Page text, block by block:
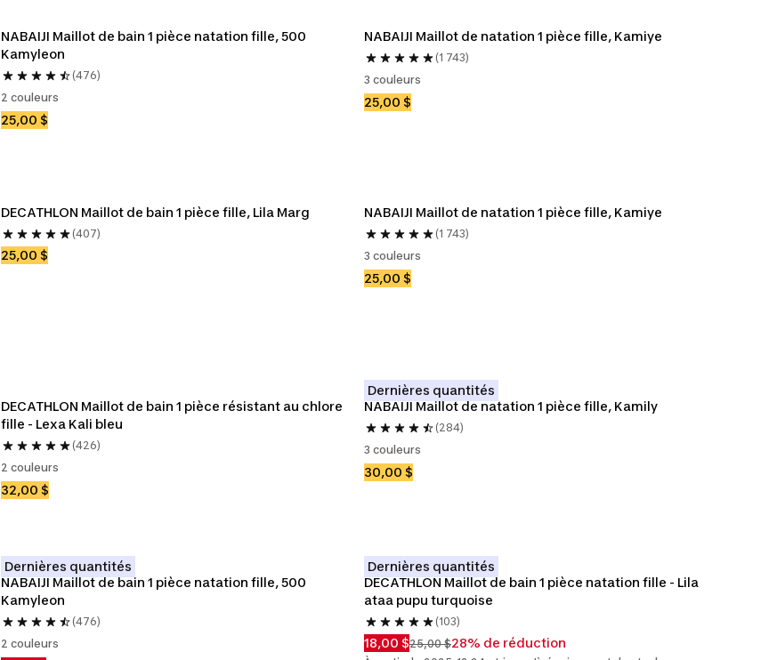
NABAIJI Maillot de bain 1 pièce natation fille, 500
Kamyleon
(476)
2 couleurs
25,00 $
NABAIJI Maillot de natation 1 pièce fille, Kamiye
(1 743)
3 couleurs
25,00 $
DECATHLON Maillot de bain 1 pièce fille, Lila Marg
(407)
25,00 $
NABAIJI Maillot de natation 1 pièce fille, Kamiye
(1 743)
3 couleurs
25,00 $
DECATHLON Maillot de bain 1 pièce résistant au chlore
fille - Lexa Kali bleu
(426)
2 couleurs
32,00 $
Dernières quantités
NABAIJI Maillot de natation 1 pièce fille, Kamily
(284)
3 couleurs
30,00 $
Dernières quantités
NABAIJI Maillot de bain 1 pièce natation fille, 500
Kamyleon
(476)
2 couleurs
Dernières quantités
DECATHLON Maillot de bain 1 pièce natation fille - Lila
ataa pupu turquoise
(103)
18,00 $25,00 $28% de réduction